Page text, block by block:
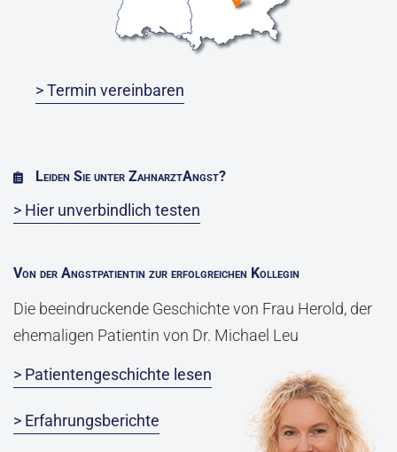
> Termin vereinbaren
Leiden Sie unter ZahnarztAngst?
> Hier unverbindlich testen
Von der Angstpatientin zur erfolgreichen Kollegin
Die beeindruckende Geschichte von Frau Herold, der
ehemaligen Patientin von Dr. Michael Leu
> Patientengeschichte lesen
> Erfahrungsberichte